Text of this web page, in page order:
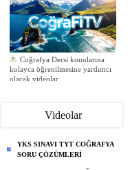
Coğrafya Dersi konularına
kolayca öğrenilmesine yardımcı
olacak videolar
Videolar
YKS SINAVI TYT COĞRAFYA
SORU ÇÖZÜMLERİ